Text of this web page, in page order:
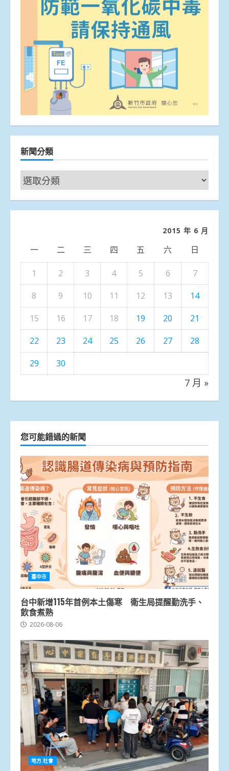
新聞分類
新
聞
分
2015 年 6 月
一 二 三 四 五 六 日
1 2 3 4 5 6
7
8
9 10 11 12 13
14
15
16 17 18 19 20
21
22
23 24 25 26 27
28
29
30
7 月 »
您可能錯過的新聞
臺中市
台中新增115年首例本土傷寒 衛生局提醒勤洗手、
飲食煮熟
2026-08-06
地方.社會